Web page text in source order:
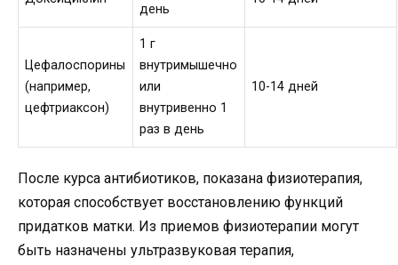
день
Цефалоспорины
(например,
цефтриаксон)
1 г
внутримышечно
или
внутривенно 1
раз в день
10-14 дней
После курса антибиотиков, показана физиотерапия,
которая способствует восстановлению функций
придатков матки. Из приемов физиотерапии могут
быть назначены ультразвуковая терапия,